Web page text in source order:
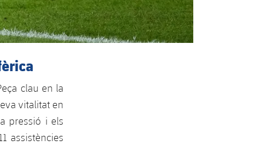
clau en la
vitalitat en
pressió i els
assistències